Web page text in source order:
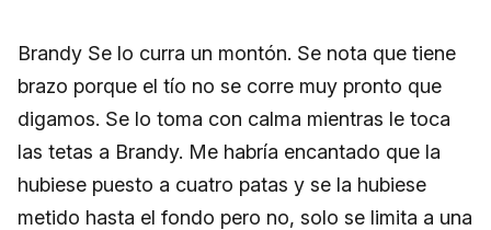
Brandy Se lo curra un montón. Se nota que tiene
brazo porque el tío no se corre muy pronto que
digamos. Se lo toma con calma mientras le toca
las tetas a Brandy. Me habría encantado que la
hubiese puesto a cuatro patas y se la hubiese
metido hasta el fondo pero no, solo se limita a una